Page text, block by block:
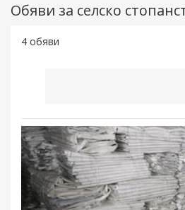
Обяви за селско
4 обяви